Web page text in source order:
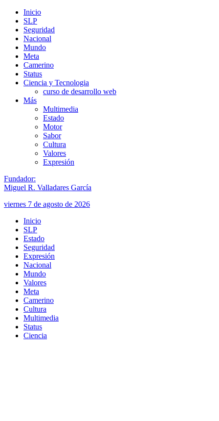
Inicio
SLP
Seguridad
Nacional
Mundo
Meta
Camerino
Status
Ciencia y Tecnologia
curso de desarrollo web
Más
Multimedia
Estado
Motor
Sabor
Cultura
Valores
Expresión
Fundador:
Miguel R. Valladares García
viernes 7 de agosto de 2026
Inicio
SLP
Estado
Seguridad
Expresión
Nacional
Mundo
Valores
Meta
Camerino
Cultura
Multimedia
Status
Ciencia